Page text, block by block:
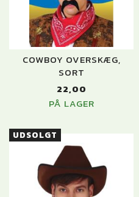
COWBOY OVERSKÆG,
SORT
22,00
PÅ LAGER
UDSOLGT